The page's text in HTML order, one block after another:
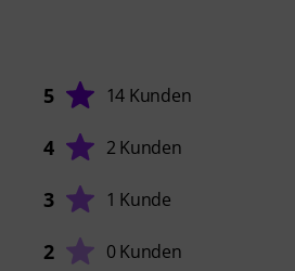
5 14 Kunden
4 2 Kunden
3 1 Kunde
2 0 Kunden